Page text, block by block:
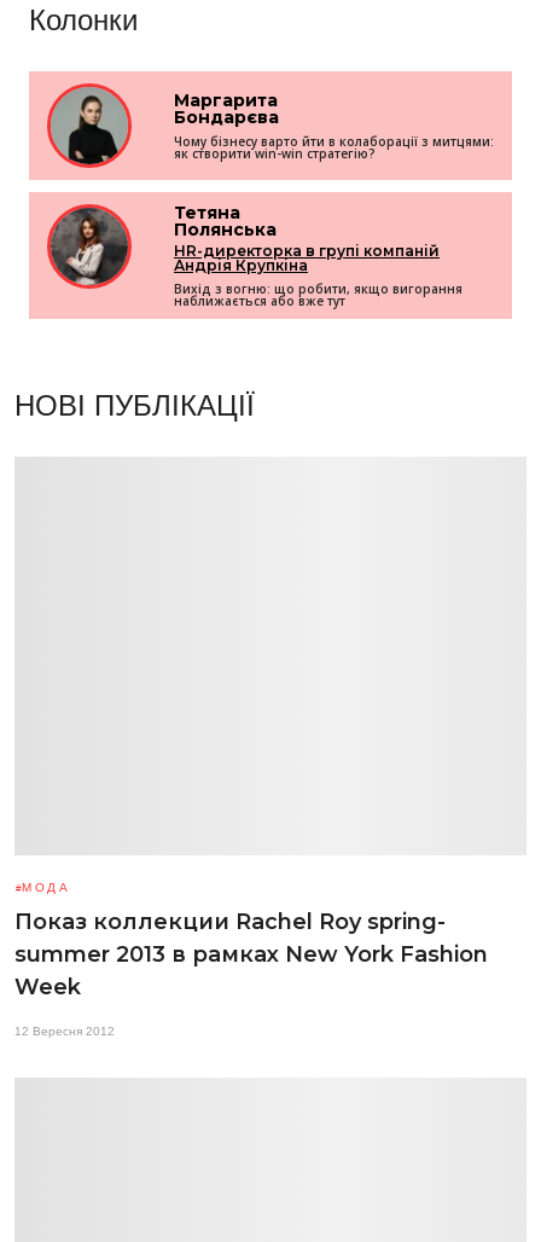
Колонки
Маргарита
Бондарєва
Чому бізнесу варто йти в колаборації з митцями:
як створити win-win стратегію?
Тетяна
Полянська
HR-директорка в групі компаній
Андрія Крупкіна
Вихід з вогню: що робити, якщо вигорання
наближається або вже тут
НОВІ ПУБЛІКАЦІЇ
МОДА
Показ коллекции Rachel Roy spring-
summer 2013 в рамках New York Fashion
Week
12 Вересня 2012